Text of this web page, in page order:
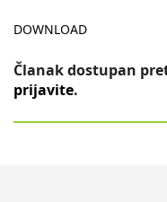
DOWNLOAD
Članak dostupan
prijavite.